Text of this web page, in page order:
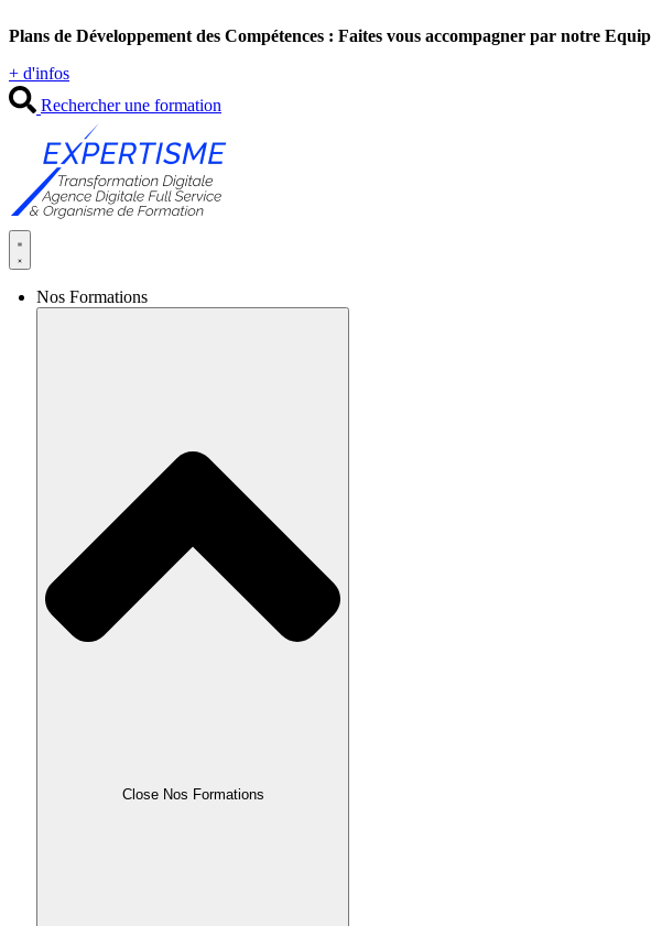
au
Plans de Développement des Compétences : Faites vous accompagner par notre
+ d'infos
Rechercher une formation
Nos Formations
Close Nos Formations